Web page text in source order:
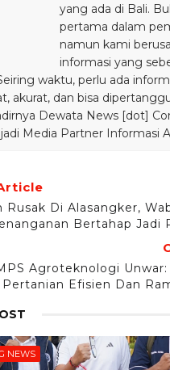
yang ada di Bali.
pertama dalam
namun kami
informasi yang
waktu, perlu ada
akurat, dan bisa
Dewata News [dot]
Media Partner Informasi
Rusak Di Alasangker,
Bertahap Jadi
Agroteknologi
Pertanian Efisien Dan
NEWS